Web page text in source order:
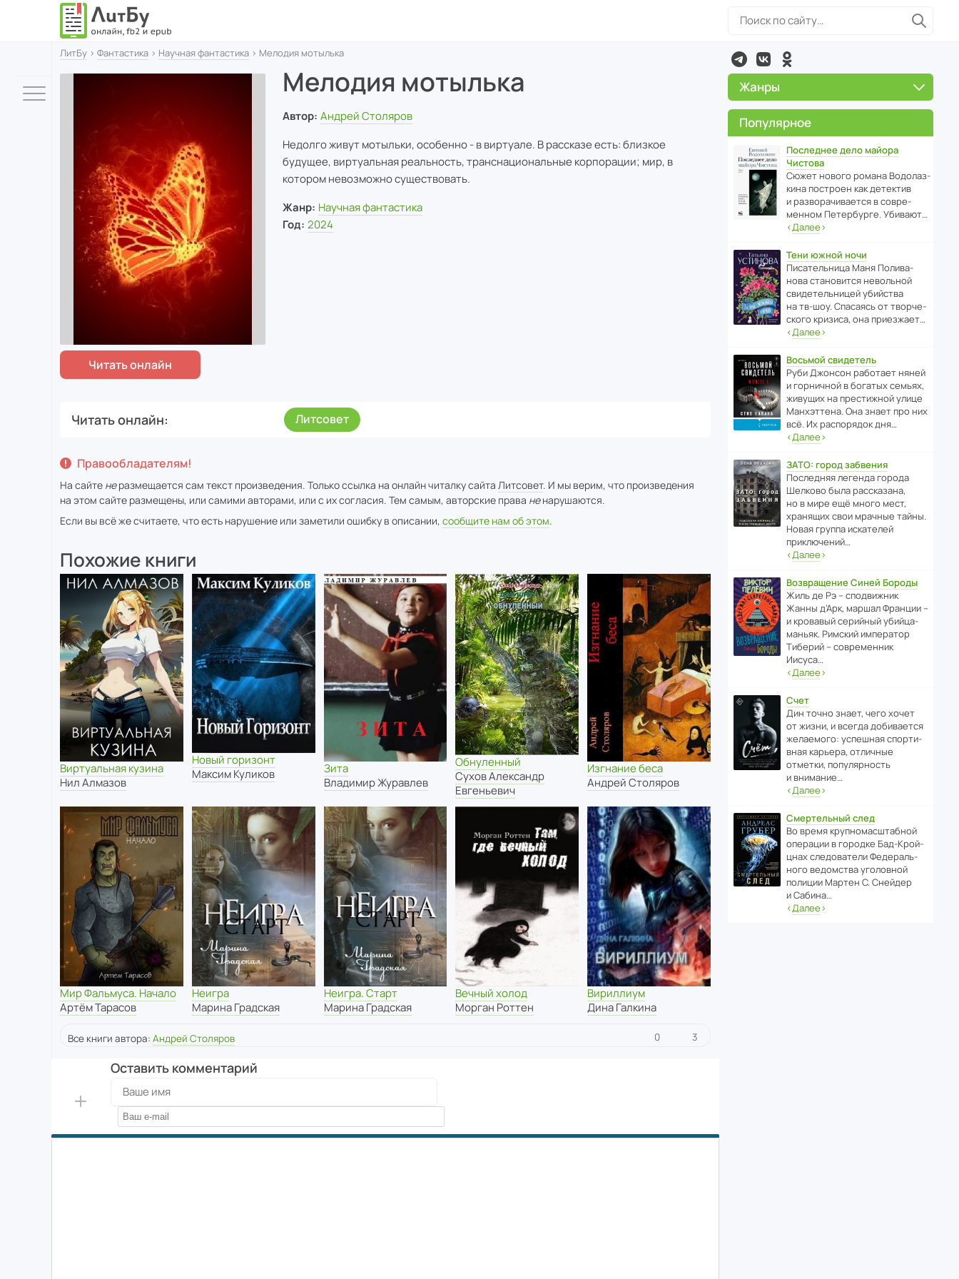
ЛитБу › Фантастика › Научная фантастика › Мелодия мотылька
Мелодия мотылька
Автор: Андрей Столяров
Недолго живут мотыльки, особенно - в виртуале. В рассказе есть: близкое
будущее, виртуальная реальность, транснациональные корпорации; мир, в
котором невозможно существовать.
Жанр: Научная фантастика
Год: 2024
Читать онлайн Литсовет
Правообладателям!
На сайте неразмещается сам текст произведения. Только ссылка на онлайн читалку сайта Литсовет. И мы верим, что произведения
на этом сайте размещены, или самими авторами, или с их согласия. Тем самым, авторские права ненарушаются.
Если вы всё же считаете, что есть нарушение или заметили ошибку в описании, сообщите нам об этом.
Похожие книги
Виртуальная кузина
Нил Алмазов
Новый горизонт
Максим Куликов
Зита
Владимир Журавлев
Обнуленный
Сухов Александр
Евгеньевич
Изгнание беса
Андрей Столяров
Мир Фальмуса. Начало
Артём Тарасов
Неигра
Марина Градская
Неигра. Старт
Марина Градская
Вечный холод
Морган Роттен
Вириллиум
Дина Галкина
Все книги автора: Андрей Столяров 0 3
Оставить комментарий
Жанры
Популярное
Последнее дело майора
Чистова
Сюжет нового романа Водо­ла­з­
кина пост­роен как дете­ктив
и разво­ра­чи­ва­ется в совре­
менном Пете­р­бурге. Убивают…
‹Далее›
Тени южной ночи
Писа­тель­ница Маня Поли­ва­
нова стано­вится невольной
свиде­тель­ницей убийства
на тв-шоу. Спасаясь от твор­че­
с­кого кризиса, она приезжает…
‹Далее›
Восьмой свидетель
Руби Джонсон рабо­тает няней
и горни­чной в богатых семьях,
живущих на прес­ти­жной улице
Манх­эт­тена. Она знает про них
всё. Их распо­рядок дня…
‹Далее›
ЗАТО: город забвения
После­дняя легенда города
Шелково была расска­зана,
но в мире ещё много мест,
хранящих свои мрачные тайны.
Новая группа иска­телей
приключений…
‹Далее›
Возвращение Синей Бороды
Жиль де Рэ – спод­ви­жник
Жанны д’Арк, маршал Франции –
и кровавый серийный убийца-
маньяк. Римский импе­ратор
Тиберий – совре­менник
Иисуса…
‹Далее›
Счет
Дин точно знает, чего хочет
от жизни, и всегда доби­ва­ется
жела­е­мого: успе­шная спор­ти­
вная карьера, отли­чные
отметки, попу­ля­р­ность
и внимание…
‹Далее›
Смертельный след
Во время круп­но­мас­ш­та­бной
операции в городке Бад‑Крой­
цнах следо­ва­тели Феде­раль­
ного ведомства уголо­вной
полиции Мартен С. Снейдер
и Сабина…
‹Далее›